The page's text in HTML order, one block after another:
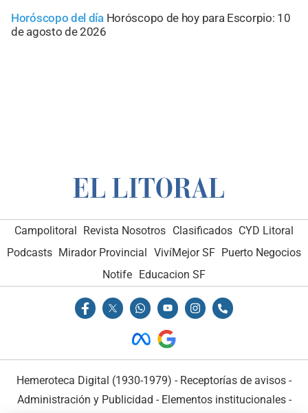
Horóscopo del día Horóscopo de hoy para Escorpio: 10
de agosto de 2026
Campolitoral Revista Nosotros Clasificados CYD Litoral
Podcasts Mirador Provincial VivíMejor SF Puerto Negocios
Notife
Educacion SF
Hemeroteca Digital (1930-1979) - Receptorías de avisos -
Administración y Publicidad - Elementos institucionales-